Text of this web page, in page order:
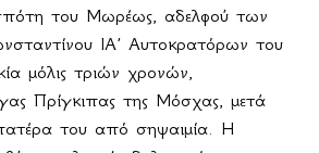
του Μωρέως, αδελφού των
ΙΑ΄ Αυτοκρατόρων του
μόλις τριών χρονών,
Πρίγκιπας της Μόσχας, μετά
του από σηψαιμία. Η